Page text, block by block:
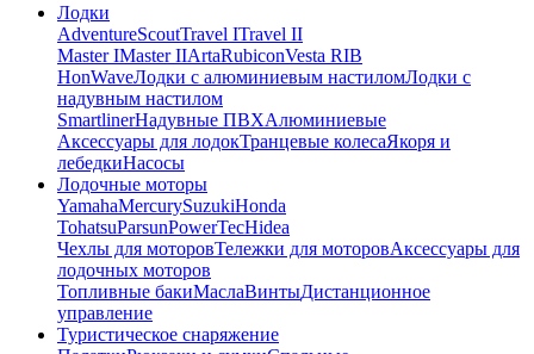
Лодки
AdventureScoutTravel ITravel II
Master IMaster IIArtaRubiconVesta RIB
HonWaveЛодки с алюминиевым настиломЛодки с
надувным настилом
SmartlinerНадувные ПВХАлюминиевые
Аксессуары для лодокТранцевые колесаЯкоря и
лебедкиНасосы
Лодочные моторы
YamahaMercurySuzukiHonda
TohatsuParsunPowerTecHidea
Чехлы для моторовТележки для моторовАксессуары для
лодочных моторов
Топливные бакиМаслаВинтыДистанционное
управление
Туристическое снаряжение